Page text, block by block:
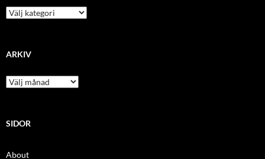
kategori
ARKIV
arkiv
SIDOR
About